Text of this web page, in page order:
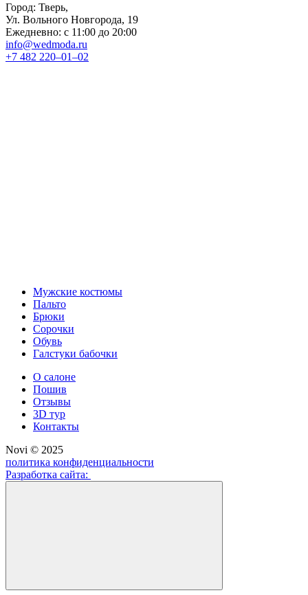
Город: Тверь,
Ул. Вольного Новгорода, 19
Ежедневно: с 11:00 до 20:00
info@wedmoda.ru
+7 482 220‒01‒02
Мужские костюмы
Пальто
Брюки
Сорочки
Обувь
Галстуки бабочки
О салоне
Пошив
Отзывы
3D тур
Контакты
Novi © 2025
политика конфиденциальности
Разработка сайта: